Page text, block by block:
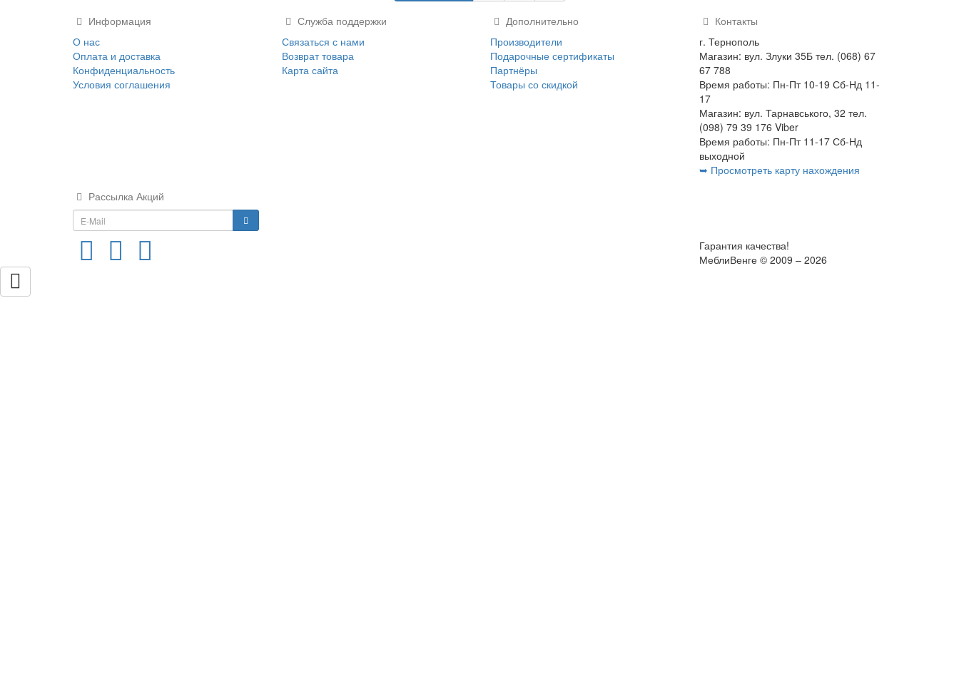
Информация
О нас
Оплата и доставка
Конфиденциальность
Условия соглашения
Служба поддержки
Связаться с нами
Возврат товара
Карта сайта
Дополнительно
Производители
Подарочные сертификаты
Партнёры
Товары со скидкой
Контакты
г. Тернополь
Магазин: вул. Злуки 35Б тел. (068) 67
67 788
Время работы: Пн-Пт 10-19 Сб-Нд 11-
17
Магазин: вул. Тарнавського, 32 тел.
(098) 79 39 176 Viber
Время работы: Пн-Пт 11-17 Сб-Нд
выходной
➥ Просмотреть карту нахождения
Рассылка Акций
Гарантия качества!
МеблиВенге © 2009 – 2026